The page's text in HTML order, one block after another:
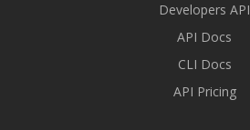
Developers API
API Docs
CLI Docs
API Pricing